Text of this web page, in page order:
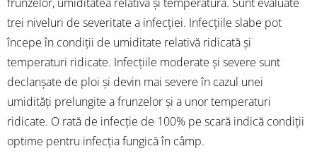
trei niveluri de severitate a infecției. Infecțiile slabe pot
începe în condiții de umiditate relativă ridicată și
temperaturi ridicate. Infecțiile moderate și severe sunt
declanșate de ploi și devin mai severe în cazul unei
umidități prelungite a frunzelor și a unor temperaturi
ridicate. O rată de infecție de 100% pe scară indică condiții
optime pentru infecția fungică în câmp.